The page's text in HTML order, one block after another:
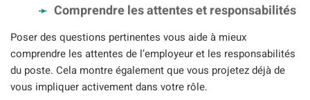
Comprendre les attentes et responsabilités
Poser des questions pertinentes vous aide à mieux
comprendre les attentes de l’employeur et les responsabilités
du poste. Cela montre également que vous projetez déjà de
vous impliquer activement dans votre rôle.